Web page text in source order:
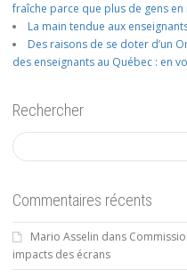
fraîche parce que plus de gens en
La main tendue aux
Des raisons de se doter d’un
des enseignants au Québec : en
Rechercher
Commentaires récents
Mario Asselin dans
impacts des écrans